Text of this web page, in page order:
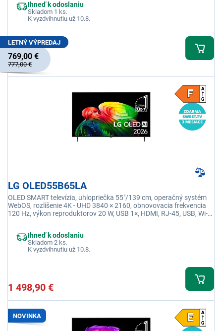
Ihneď k odoslaniu
Skladom 1 ks.
K vyzdvihnutiu už 10.8.
LETNÝ VÝPREDAJ
769,00 €
777,00 €
LG OLED55B65LA
OLED SMART televízia, uhlopriečka 55"/139 cm, operačný systém
WebOS, rozlíšenie 4K - UHD 3840 × 2160, obnovovacia frekvencia
120 Hz, výkon reproduktorov 20 W, USB 1×, HDMI, RJ-45, USB, Wi-fi
Ihneď k odoslaniu
Skladom 2 ks.
K vyzdvihnutiu už 10.8.
1 498,90 €
NOVINKA